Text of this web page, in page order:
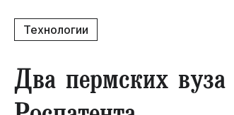
Технологии
Два пермских